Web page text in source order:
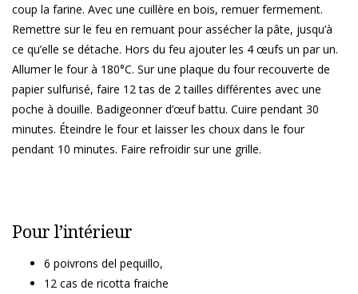
coup la farine. Avec une cuillère en bois, remuer fermement.
Remettre sur le feu en remuant pour assécher la pâte, jusqu’à
ce qu’elle se détache. Hors du feu ajouter les 4 œufs un par un.
Allumer le four à 180°C. Sur une plaque du four recouverte de
papier sulfurisé, faire 12 tas de 2 tailles différentes avec une
poche à douille. Badigeonner d’œuf battu. Cuire pendant 30
minutes. Éteindre le four et laisser les choux dans le four
pendant 10 minutes. Faire refroidir sur une grille.
Pour l’intérieur
6 poivrons del pequillo,
12 cas de ricotta fraiche